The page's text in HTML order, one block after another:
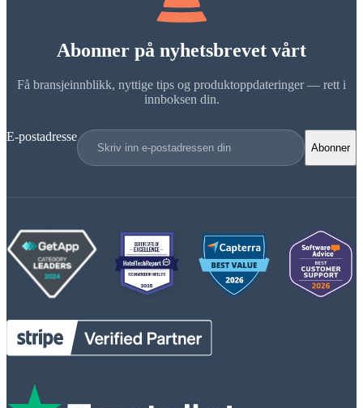
Abonner på nyhetsbrevet vårt
Få bransjeinnblikk, nyttige tips og produktoppdateringer — rett i
innboksen din.
E-postadresse
Abonner